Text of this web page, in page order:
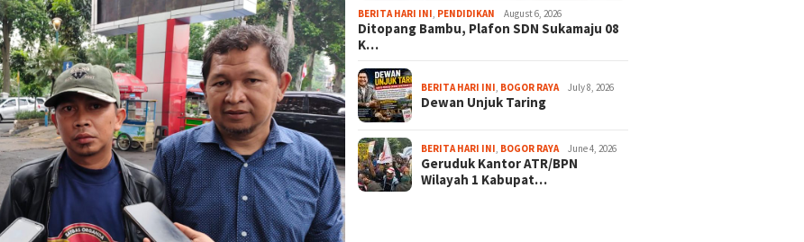
BERITA HARI INI PENDIDIKAN August 6, 2026
Ditopang Bambu, Plafon SDN Sukamaju 08
K…
BERITA HARI INI BOGOR RAYA July 8, 2026
Dewan Unjuk Taring
BERITA HARI INI BOGOR RAYA June 4, 2026
Geruduk Kantor ATR/BPN
Wilayah 1 Kabupat…